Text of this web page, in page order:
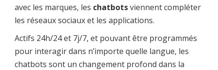
avec les marques, les chatbotsviennent compléter
les réseaux sociaux et les applications.
Actifs 24h/24 et 7j/7, et pouvant être programmés
pour interagir dans n’importe quelle langue, les
chatbots sont un changement profond dans la